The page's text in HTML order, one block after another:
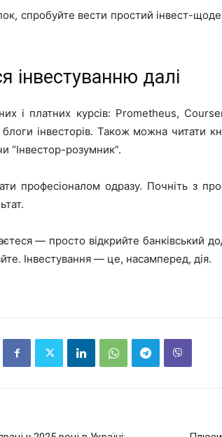
спробуйте вести простий інвест-
інвестуванню далі
і платних курсів: Prometheus,
інвесторів. Також можна читати
“Інвестор-розумник”.
професіоналом одразу. Почніть з
— просто відкрийте банківський
Інвестування — це, насамперед, дія.